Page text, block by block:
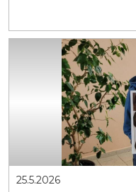
správných boxů
pomůže zpříjemnit
smysl – pomáhá přírodě
25.5.2026